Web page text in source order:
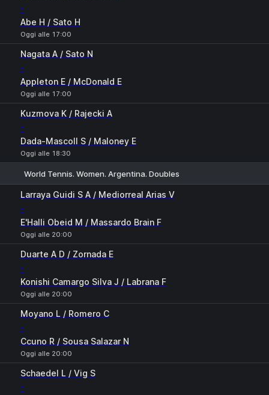
-
Abe H / Sato H
Oggi alle 17:00
Nagata A / Sato N
-
Appleton E / McDonald E
Oggi alle 17:00
Kuzmova K / Rajecki A
-
Dada-Mascoll S / Maloney E
Oggi alle 18:30
World Tennis. Women. Argentina. Doubles
Larraya Guidi S A / Mediorreal Arias V
-
E'Halli Obeid M / Massardo Brain F
Oggi alle 20:00
Duarte A D / Zornada E
-
Konishi Camargo Silva J / Labrana F
Oggi alle 20:00
Moyano L / Romero C
-
Ccuno R / Sousa Salazar N
Oggi alle 20:00
Schaedel L / Vig S
-